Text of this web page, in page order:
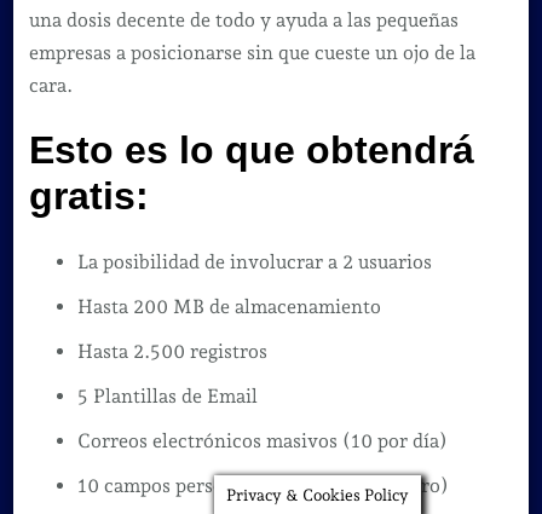
una dosis decente de todo y ayuda a las pequeñas
empresas a posicionarse sin que cueste un ojo de la
cara.
Esto es lo que obtendrá
gratis:
La posibilidad de involucrar a 2 usuarios
Hasta 200 MB de almacenamiento
Hasta 2.500 registros
5 Plantillas de Email
Correos electrónicos masivos (10 por día)
10 campos personalizados (2 por registro)
Privacy & Cookies Policy